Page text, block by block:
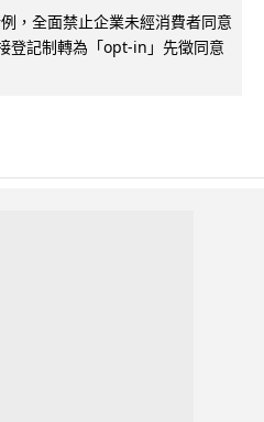
，全面禁止企業未經消費者同意
登記制轉為「opt-in」先徵同意